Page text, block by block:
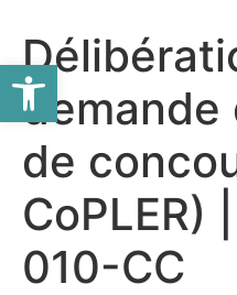
demande
de
CoPLER)
010-CC
Ouvrir la barre d’outils